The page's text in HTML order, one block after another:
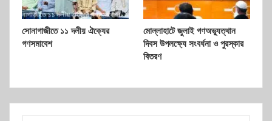
সোনাগাজীতে ১১ দলীয় ঐক্যের
গণসমাবেশ
মোল্লাহাটে জুলাই গণঅভ্যুত্থান
দিবস উপলক্ষ্যে সংবর্ধনা ও পুরস্কার
বিতরণ